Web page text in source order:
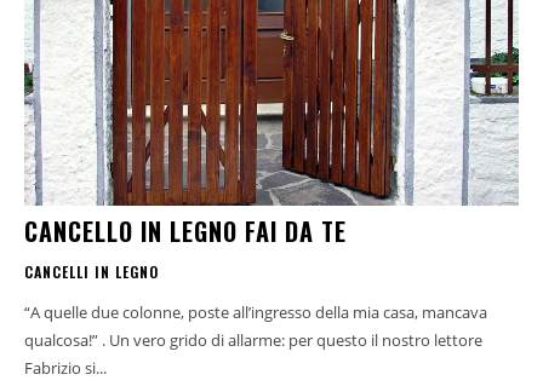
CANCELLO IN LEGNO FAI DA TE
CANCELLI IN LEGNO
“A quelle due colonne, poste all’ingresso della mia casa, mancava
qualcosa!” . Un vero grido di allarme: per questo il nostro lettore
Fabrizio si...